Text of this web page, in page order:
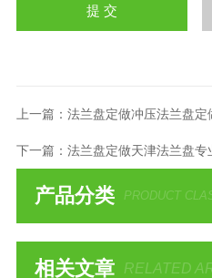
上一篇： 法兰盘定做冲压法兰盘
下一篇： 法兰盘定做天津法兰盘
产品分类 PRODUCT
相关文章 RELATED